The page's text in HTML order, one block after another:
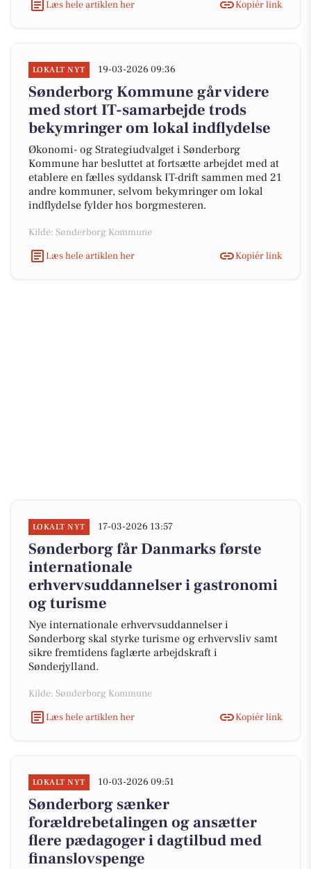
Læs hele artiklen her Kopiér link
LOKALT NYT 19-03-2026 09:36
Sønderborg Kommune går videre
med stort IT-samarbejde trods
bekymringer om lokal indflydelse
Økonomi- og Strategiudvalget i Sønderborg
Kommune har besluttet at fortsætte arbejdet med at
etablere en fælles syddansk IT-drift sammen med 21
andre kommuner, selvom bekymringer om lokal
indflydelse fylder hos borgmesteren.
Kilde: Sønderborg Kommune
Læs hele artiklen her
Kopiér link
LOKALT NYT 17-03-2026 13:57
Sønderborg får Danmarks første
internationale
erhvervsuddannelser i gastronomi
og turisme
Nye internationale erhvervsuddannelser i
Sønderborg skal styrke turisme og erhvervsliv samt
sikre fremtidens faglærte arbejdskraft i
Sønderjylland.
Kilde: Sønderborg Kommune
Læs hele artiklen her
Kopiér link
LOKALT NYT 10-03-2026 09:51
Sønderborg sænker
forældrebetalingen og ansætter
flere pædagoger i dagtilbud med
finanslovspenge